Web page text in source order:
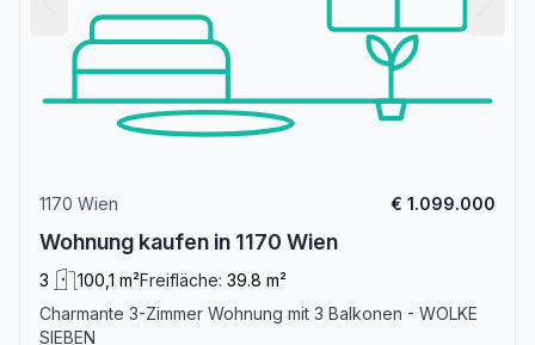
1170 Wien € 1.099.000
Wohnung kaufen in 1170 Wien
3 100,1 m²Freifläche: 39.8 m²
Charmante 3-Zimmer Wohnung mit 3 Balkonen - WOLKE
SIEBEN